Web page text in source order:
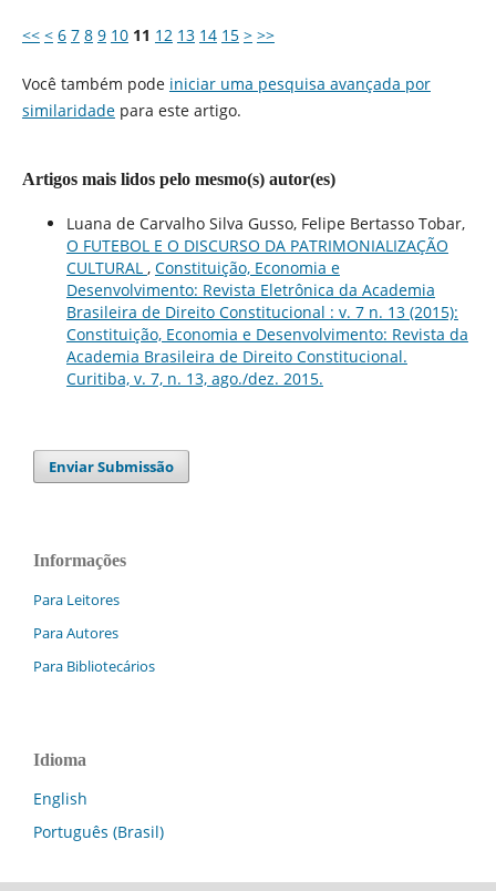
<< < 6 7 8 9 10 11 12 13 14 15 > >>
Você também pode iniciar uma pesquisa avançada por
similaridadepara este artigo.
Artigos mais lidos pelo mesmo(s) autor(es)
Luana de Carvalho Silva Gusso, Felipe Bertasso Tobar,
O FUTEBOL E O DISCURSO DA PATRIMONIALIZAÇÃO
CULTURAL , Constituição, Economia e
Desenvolvimento: Revista Eletrônica da Academia
Brasileira de Direito Constitucional : v. 7 n. 13 (2015):
Constituição, Economia e Desenvolvimento: Revista da
Academia Brasileira de Direito Constitucional.
Curitiba, v. 7, n. 13, ago./dez. 2015.
Enviar Submissão
Informações
Para Leitores
Para Autores
Para Bibliotecários
Idioma
English
Português (Brasil)